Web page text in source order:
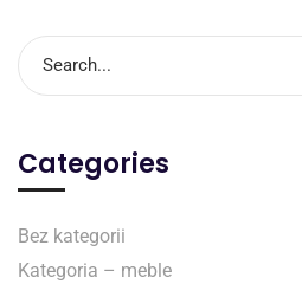
Categories
Bez kategorii
Kategoria – meble